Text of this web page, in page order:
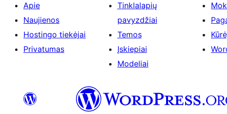
Apie
Naujienos
Hostingo tiekėjai
Privatumas
Tinklalapių
pavyzdžiai
Temos
Įskiepiai
Modeliai